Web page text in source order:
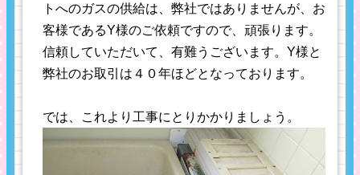
トへのガスの供給は、弊社ではありませんが、お
客様であるY様のご依頼ですので、頑張ります。
信頼していただいて、有難うございます。Y様と
弊社のお取引は４０年ほどとなっております。
では、これより工事にとりかかりましょう。